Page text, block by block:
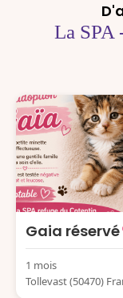
La SPA
Gaia réservé
1 mois
Tollevast (50470)